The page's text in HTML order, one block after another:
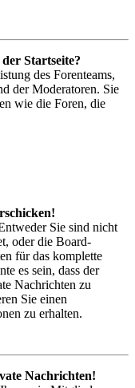
Startseite?
des Forenteams,
der Moderatoren. Sie
wie die Foren, die
Sie sind nicht
oder die Board-
für das komplette
es sein, dass der
Nachrichten zu
Sie einen
zu erhalten.
Nachrichten!